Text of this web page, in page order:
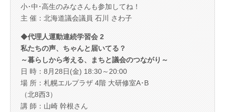
小･中･高生のみなさんも参加してね！
主 催：北海道議会議員 石川 さわ子
◆代理人運動連続学習会 2
私たちの声、ちゃんと届いてる？
～暮らしから考える、まちと議会のつながり～
日 時：8月28日(金) 18:30～20:00
場 所：札幌エルプラザ 4階 大研修室A･B
（北8西3）
講 師：山崎 幹根さん